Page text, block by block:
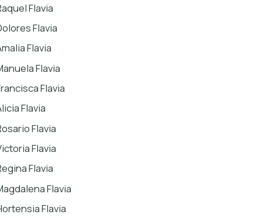
Flavia
Flavia
Flavia
Flavia
Flavia
Flavia
Flavia
Flavia
Flavia
Flavia
Flavia